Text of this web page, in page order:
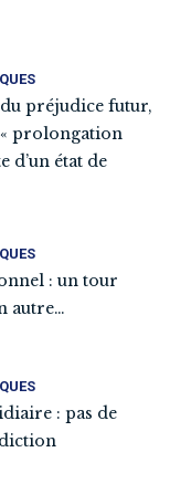
préjudice futur,
prolongation
d’un état de
: un tour
autre…
: pas de